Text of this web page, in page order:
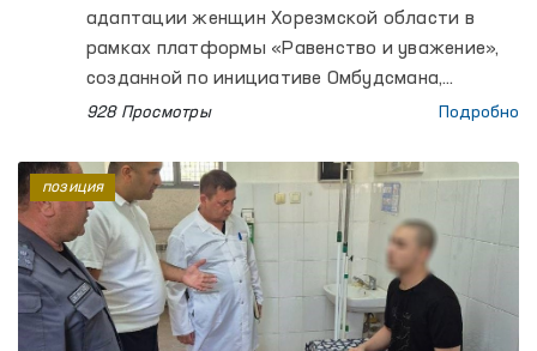
женщин
адаптации женщин Хорезмской области в
рамках платформы «Равенство и уважение»,
созданной по инициативе Омбудсмана,
проведено мероприятие «Автобус правовой
928 Просмотры Подробно
позиция